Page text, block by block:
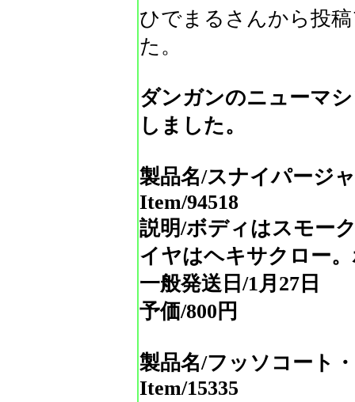
ひでまるさんから投
た。
ダンガンのニューマ
しました。
製品名/スナイパージ
Item/94518
説明/ボディはスモー
イヤはヘキサクロー
一般発送日/1月27日
予価/800円
製品名/フッソコート
Item/15335